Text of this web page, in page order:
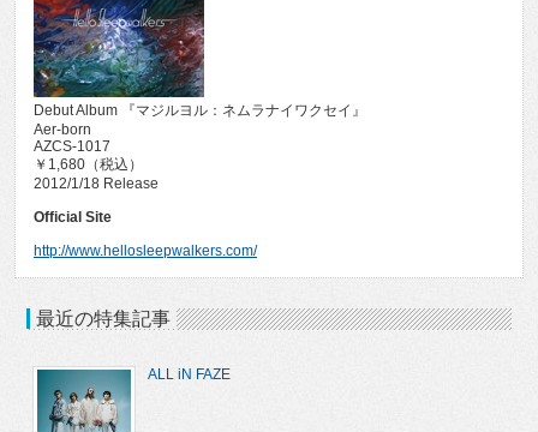
Debut Album 『マジルヨル：ネムラナイワクセイ』
Aer-born
AZCS-1017
￥1,680（税込）
2012/1/18 Release
Official Site
http://www.hellosleepwalkers.com/
最近の特集記事
ALL iN FAZE